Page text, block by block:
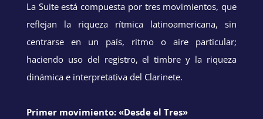
La Suite está compuesta por tres movimientos, que
reflejan la riqueza rítmica latinoamericana, sin
centrarse en un país, ritmo o aire particular;
haciendo uso del registro, el timbre y la riqueza
dinámica e interpretativa del Clarinete.
Primer movimiento: «Desde el Tres»